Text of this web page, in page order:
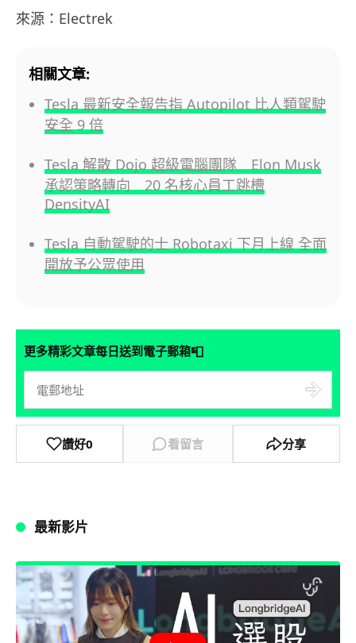
來源：Electrek
相關文章:
Tesla 最新安全報告指 Autopilot 比人類駕駛
安全 9 倍
Tesla 解散 Dojo 超級電腦團隊 Elon Musk
承認策略轉向 20 名核心員工跳槽
DensityAI
Tesla 自動駕駛的士 Robotaxi 下月上線 全面
開放予公眾使用
更多精彩文章每日送到電子郵箱📮
讚好0 看留言 分享
最新影片